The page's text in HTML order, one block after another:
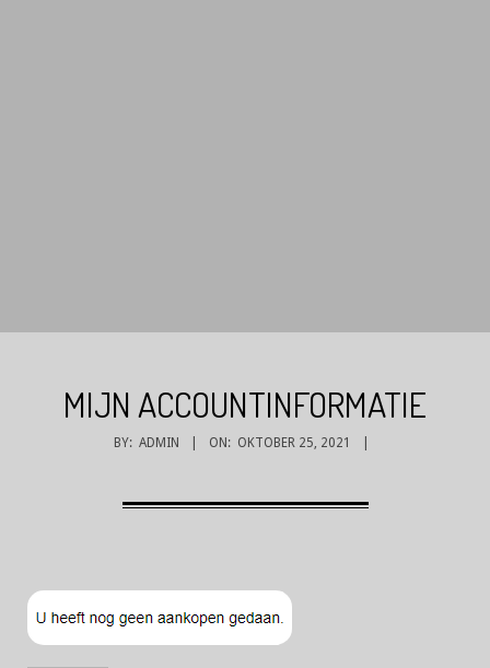
MIJN ACCOUNTINFORMATIE
BY: ADMIN ON: OKTOBER 25, 2021